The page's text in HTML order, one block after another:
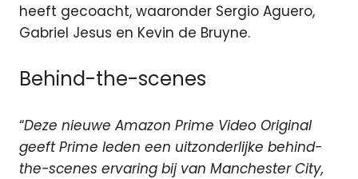
heeft gecoacht, waaronder Sergio Aguero,
Gabriel Jesus en Kevin de Bruyne.
Behind-the-scenes
“Deze nieuwe Amazon Prime Video Original
geeft Prime leden een uitzonderlijke behind-
the-scenes ervaring bij van Manchester City,